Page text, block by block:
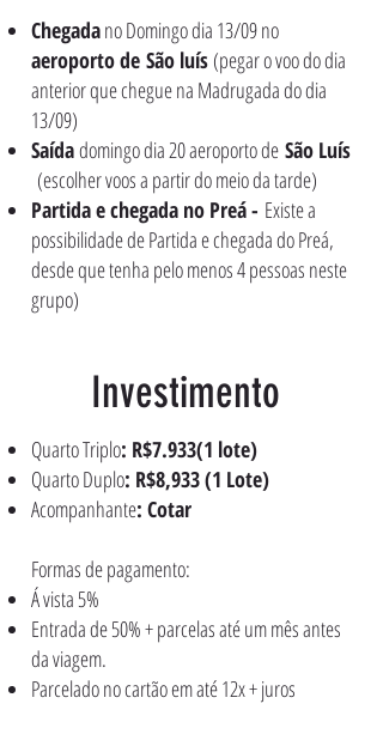
Chegadano Domingo dia 13/09 no
aeroporto de São luís (pegar o voo do dia
anterior que chegue na Madrugada do dia
13/09)
Saídadomingo dia 20 aeroporto de São Luís
(escolher voos a partir do meio da tarde)
Partida e chegada no Preá - Existe a
possibilidade de Partida e chegada do Preá,
desde que tenha pelo menos 4 pessoas neste
grupo)
Investimento
Quarto Triplo: R$7.933(1 lote)
Quarto Duplo: R$8,933 (1 Lote)
Acompanhante: Cotar
Formas de pagamento:
Á vista 5%
Entrada de 50% + parcelas até um mês antes
da viagem.
Parcelado no cartão em até 12x + juros